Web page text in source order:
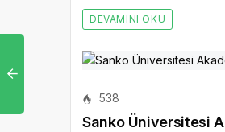
DEVAMINI OKU
538
Sanko Üniversitesi